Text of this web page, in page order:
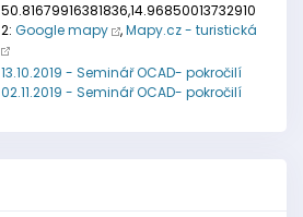
50.81679916381836,14.96850013732910
2: Google mapy ,Mapy.cz - turistická
13.10.2019 - Seminář OCAD- pokročilí
02.11.2019 - Seminář OCAD- pokročilí